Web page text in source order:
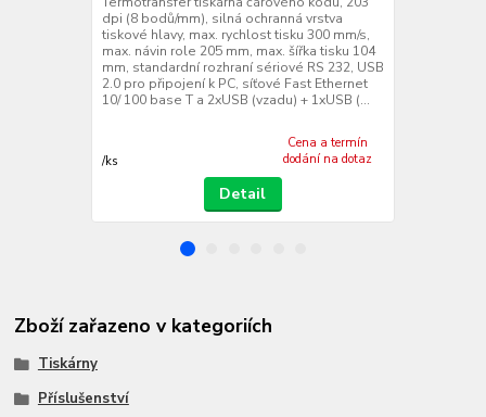
dpi (8 bodů/mm), silná ochranná vrstva
tiskové hlavy, max. rychlost tisku 300 mm/s,
max. návin role 205 mm, max. šířka tisku 104
mm, standardní rozhraní sériové RS 232, USB
2.0 pro připojení k PC, síťové Fast Ethernet
10/ 100 base T a 2xUSB (vzadu) + 1xUSB (...
/ks
Cena a termín
dodání na dotaz
Detail
Zboží zařazeno v kategoriích
Tiskárny
Příslušenství